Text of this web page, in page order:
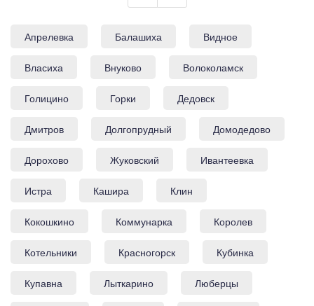
Апрелевка Балашиха Видное
Власиха Внуково Волоколамск
Голицино Горки Дедовск
Дмитров Долгопрудный Домодедово
Дорохово Жуковский Ивантеевка
Истра Кашира Клин
Кокошкино Коммунарка Королев
Котельники Красногорск Кубинка
Купавна Лыткарино Люберцы